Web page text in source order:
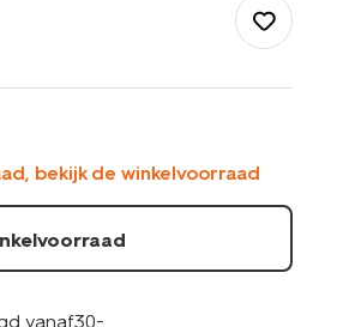
bekijk de winkelvoorraad
vanaf30.-